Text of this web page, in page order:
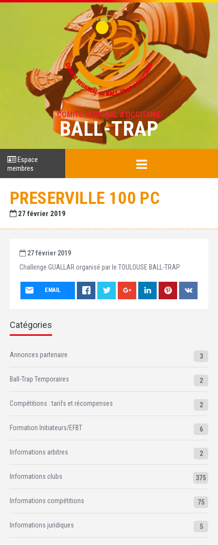
COMITÉ RÉGIONAL d'OCCITANIE
BALL-TRAP
Espace
membres
PRESERVILLE 100 PC
27 février 2019
27 février 2019
Challenge GUALLAR organisé par le TOULOUSE BALL-TRAP
EMAIL
Catégories
Annonces partenaire 3
Ball-Trap Temporaires 2
Compétitions : tarifs et récompenses 2
Formation Initiateurs/EFBT 6
Informations arbitres 2
Informations clubs 375
Informations compétitions 75
Informations juridiques 5